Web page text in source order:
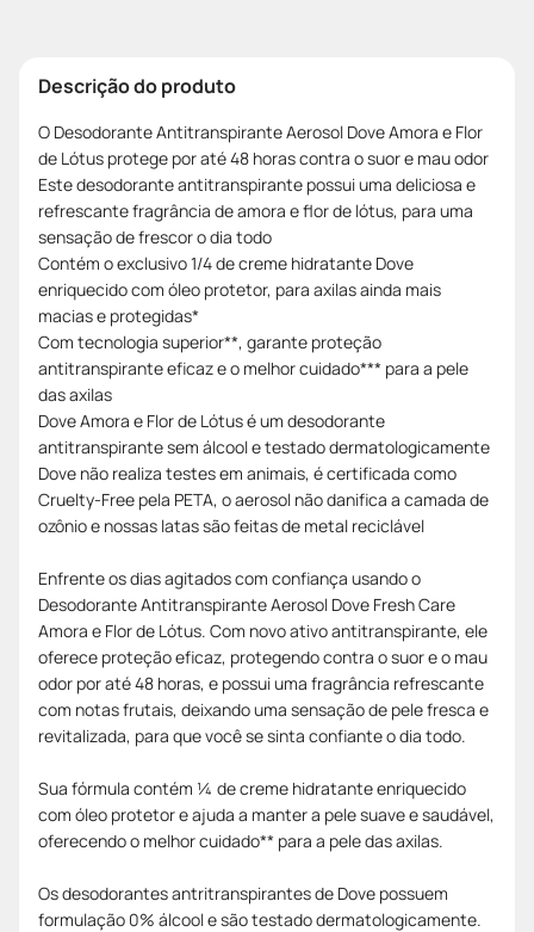
Descrição do produto
O Desodorante Antitranspirante Aerosol Dove Amora e Flor
de Lótus protege por até 48 horas contra o suor e mau odor
Este desodorante antitranspirante possui uma deliciosa e
refrescante fragrância de amora e flor de lótus, para uma
sensação de frescor o dia todo
Contém o exclusivo 1/4 de creme hidratante Dove
enriquecido com óleo protetor, para axilas ainda mais
macias e protegidas*
Com tecnologia superior**, garante proteção
antitranspirante eficaz e o melhor cuidado*** para a pele
das axilas
Dove Amora e Flor de Lótus é um desodorante
antitranspirante sem álcool e testado dermatologicamente
Dove não realiza testes em animais, é certificada como
Cruelty-Free pela PETA, o aerosol não danifica a camada de
ozônio e nossas latas são feitas de metal reciclável
Enfrente os dias agitados com confiança usando o
Desodorante Antitranspirante Aerosol Dove Fresh Care
Amora e Flor de Lótus. Com novo ativo antitranspirante, ele
oferece proteção eficaz, protegendo contra o suor e o mau
odor por até 48 horas, e possui uma fragrância refrescante
com notas frutais, deixando uma sensação de pele fresca e
revitalizada, para que você se sinta confiante o dia todo.
Sua fórmula contém ¼ de creme hidratante enriquecido
com óleo protetor e ajuda a manter a pele suave e saudável,
oferecendo o melhor cuidado** para a pele das axilas.
Os desodorantes antritranspirantes de Dove possuem
formulação 0% álcool e são testado dermatologicamente.